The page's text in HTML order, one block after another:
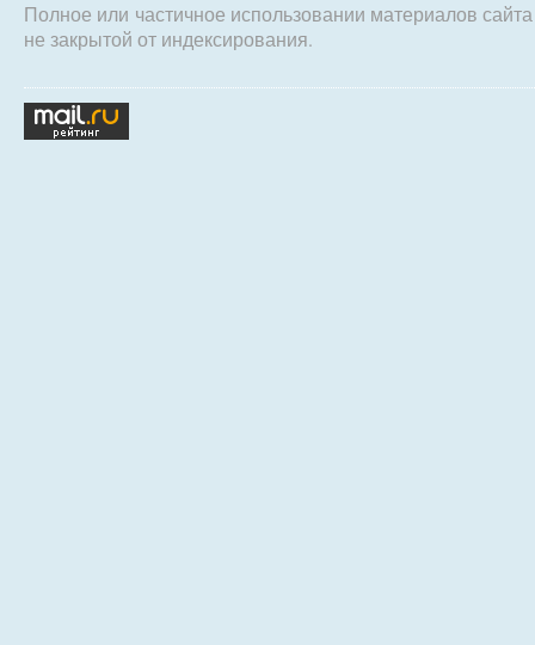
Полное или частичное использовании материалов
не закрытой от индексирования.